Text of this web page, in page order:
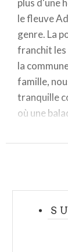
le fleuve
genre. La
franchit les
la
famille,
tranquille
où une
lune
nous vous
les cas à
2. Le lac
Des vents